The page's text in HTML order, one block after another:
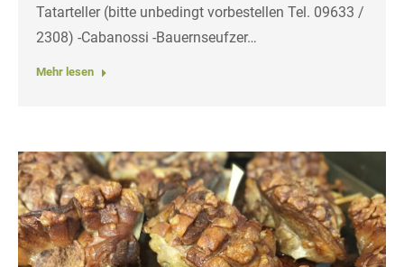
Tatarteller (bitte unbedingt vorbestellen Tel. 09633 /
2308) -Cabanossi -Bauernseufzer…
Mehr lesen